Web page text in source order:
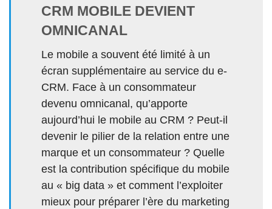
CRM MOBILE DEVIENT
OMNICANAL
Le mobile a souvent été limité à un
écran supplémentaire au service du e-
CRM. Face à un consommateur
devenu omnicanal, qu’apporte
aujourd’hui le mobile au CRM ? Peut-il
devenir le pilier de la relation entre une
marque et un consommateur ? Quelle
est la contribution spécifique du mobile
au « big data » et comment l’exploiter
mieux pour préparer l’ère du marketing